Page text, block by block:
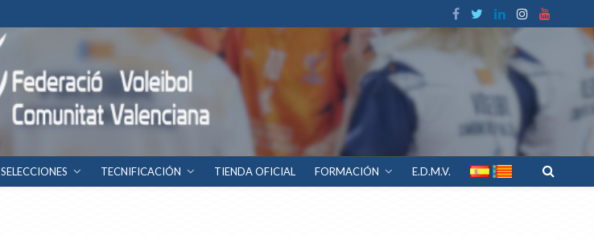
SELECCIONES TECNIFICACIÓN TIENDA OFICIAL FORMACIÓN E.D.M.V.